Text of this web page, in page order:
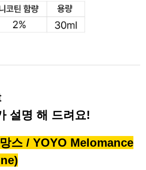
설명 해 드려요!
스 / YOYO Melomance